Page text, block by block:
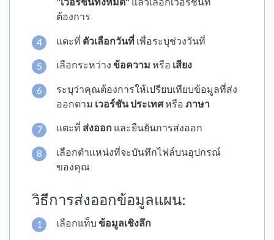
ต้องการ
แตะที่ ตัวเลือกวันที่ เพื่อระบุช่วงวันที่
เลือกระหว่าง ข้อความ หรือ เสียง
ระบุว่าคุณต้องการให้เปรียบเทียบข้อมูลที่ส่ง
ออกตาม เวอร์ชัน ประเทศหรือ ภาษา
แตะที่ ส่งออก และยืนยันการส่งออก
เลือกตำแหน่งที่จะบันทึกไฟล์บนอุปกรณ์
ของคุณ
วิธีการส่งออกข้อมูลแผน:
เลือกแท็บ ข้อมูลเชิงลึก